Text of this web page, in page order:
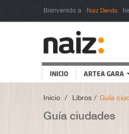
Bienvenido a Naiz Denda
INICIO ARTEA GARA
Inicio > Libros > Guía
Guía ciudades